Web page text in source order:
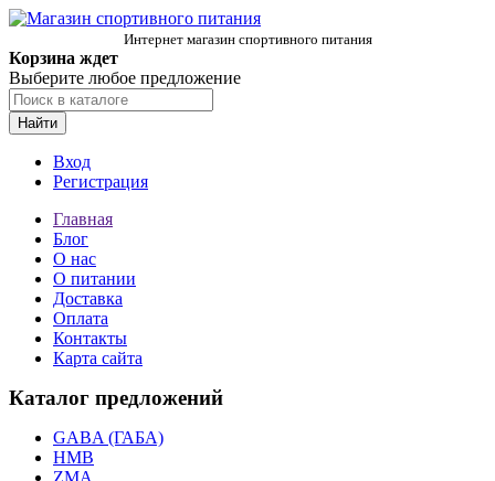
Интернет магазин спортивного питания
Корзина ждет
Выберите любое предложение
Найти
Вход
Регистрация
Главная
Блог
О нас
О питании
Доставка
Оплата
Контакты
Карта сайта
Каталог предложений
GABA (ГАБА)
HMB
ZMA